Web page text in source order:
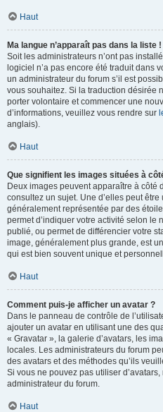
Haut
Ma langue n’apparaît pas dans la liste !
Soit les administrateurs n’ont pas
logiciel n’a pas encore été traduit dans
un administrateur du forum s’il est
vous souhaitez. Si la traduction désirée
porter volontaire et commencer une
d’informations, veuillez vous rendre sur
anglais).
Haut
Que signifient les images situées à
Deux images peuvent apparaître à côté
consultez un sujet. Une d’elles peut
généralement représentée par des
permet d’indiquer votre activité selon le
publié, ou permet de différencier votre
image, généralement plus grande, est
qui est bien souvent unique et
Haut
Comment puis-je afficher un avatar ?
Dans le panneau de contrôle de
ajouter un avatar en utilisant une des
« Gravatar », la galerie d’avatars, les
locales. Les administrateurs du forum
des avatars et des méthodes qu’ils
Si vous ne pouvez pas utiliser
administrateur du forum.
Haut